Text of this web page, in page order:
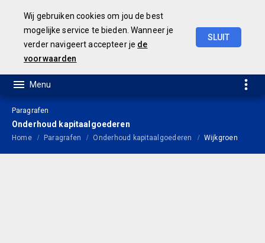
Wij gebruiken cookies om jou de best
mogelijke service te bieden. Wanneer je
verder navigeert accepteer je de
voorwaarden
SLUIT
Paragrafen
Onderhoud kapitaalgoederen
Home Paragrafen Onderhoud kapitaalgoederen Wijkgroen